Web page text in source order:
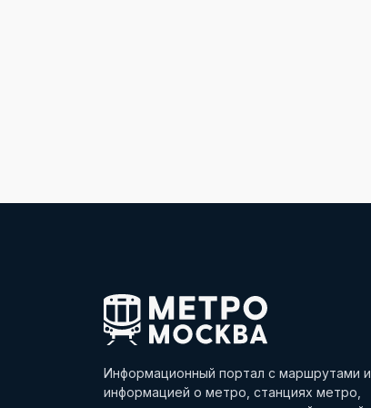
Информационный портал с маршрутами и
информацией о метро, станциях метро,